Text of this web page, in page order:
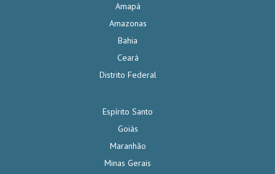
Amapá
Amazonas
Bahia
Ceará
Distrito Federal
Espírito Santo
Goiás
Maranhão
Minas Gerais